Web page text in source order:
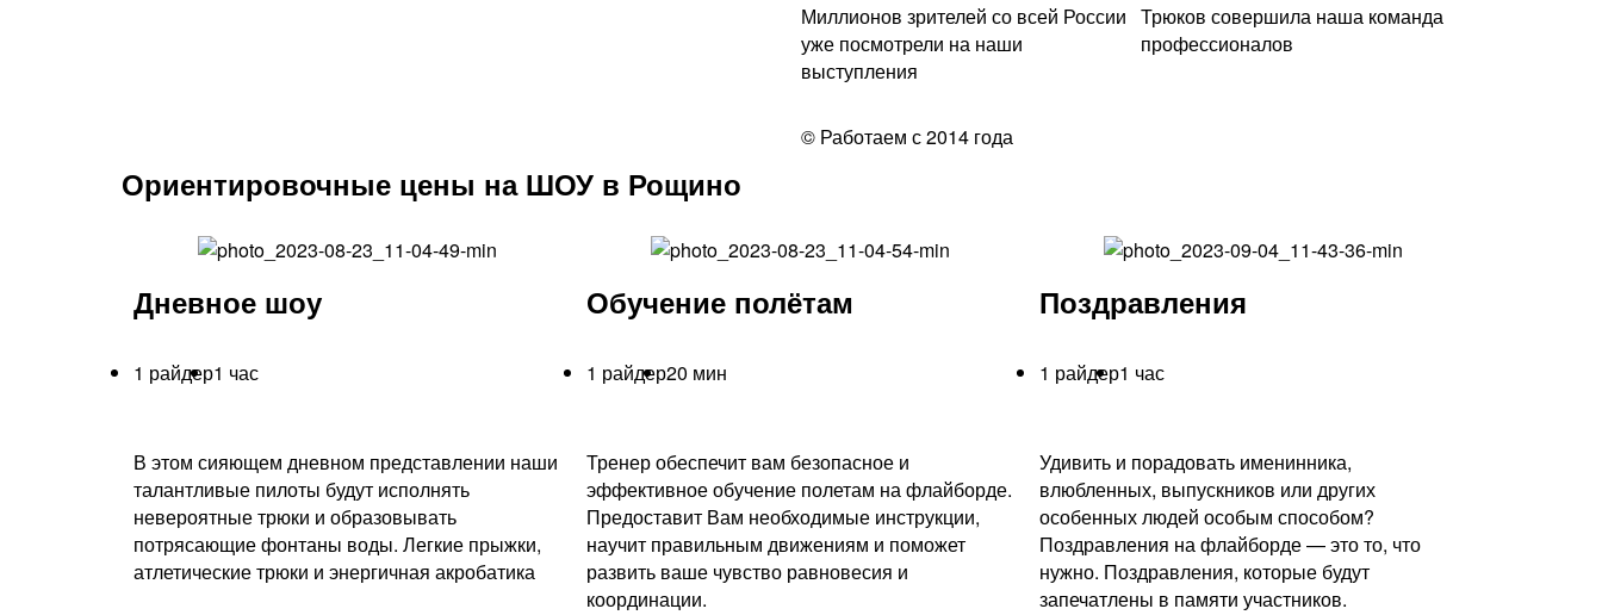
Миллионов зрителей со всей России
уже посмотрели на наши
выступления
Трюков совершила наша команда
профессионалов
© Работаем с 2014 года
Ориентировочные цены на ШОУ в Рощино
Дневное шоу
1 райдер1 час
В этом сияющем дневном представлении наши
талантливые пилоты будут исполнять
невероятные трюки и образовывать
потрясающие фонтаны воды. Легкие прыжки,
атлетические трюки и энергичная акробатика
Обучение полётам
1 райдер20 мин
Тренер обеспечит вам безопасное и
эффективное обучение полетам на флайборде.
Предоставит Вам необходимые инструкции,
научит правильным движениям и поможет
развить ваше чувство равновесия и
координации.
Поздравления
1 райдер1 час
Удивить и порадовать именинника,
влюбленных, выпускников или других
особенных людей особым способом?
Поздравления на флайборде — это то, что
нужно. Поздравления, которые будут
запечатлены в памяти участников.